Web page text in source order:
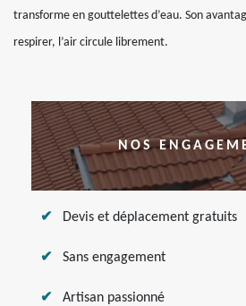
transforme en gouttelettes d’eau. Son
respirer, l’air circule librement.
NOS
Devis et déplacement gratuits
Sans engagement
Artisan passionné